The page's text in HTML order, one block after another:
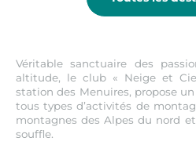
Véritable sanctuaire des
altitude, le club « Neige et
station des Menuires, propose
tous types d’activités de
montagnes des Alpes du nord
souffle.